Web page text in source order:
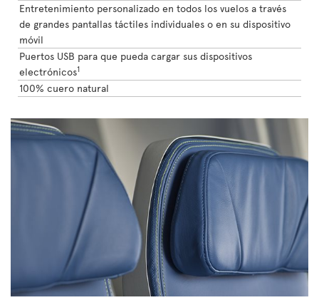
Entretenimiento personalizado en todos los vuelos a través
de grandes pantallas táctiles individuales o en su dispositivo
móvil
Puertos USB para que pueda cargar sus dispositivos
electrónicos1
100% cuero natural